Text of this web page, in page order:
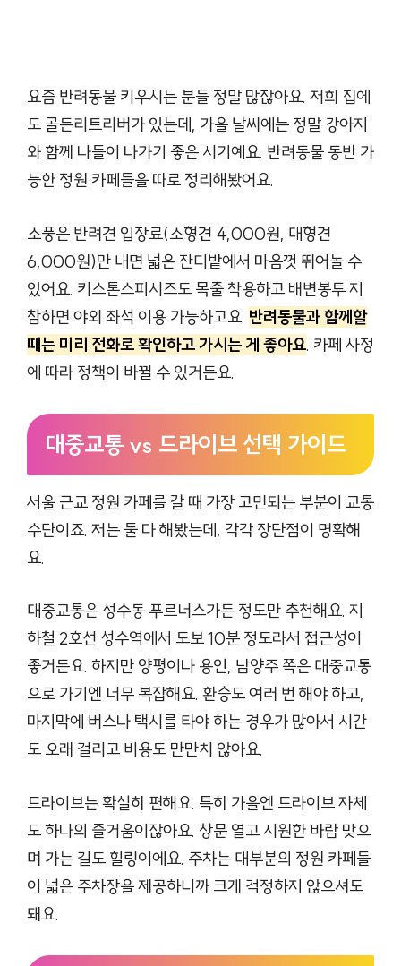
요즘 반려동물 키우시는 분들 정말 많잖아요. 저희 집에
도 골든리트리버가 있는데, 가을 날씨에는 정말 강아지
와 함께 나들이 나가기 좋은 시기예요. 반려동물 동반 가
능한 정원 카페들을 따로 정리해봤어요.
소풍은 반려견 입장료(소형견 4,000원, 대형견
6,000원)만 내면 넓은 잔디밭에서 마음껏 뛰어놀 수
있어요. 키스톤스피시즈도 목줄 착용하고 배변봉투 지
참하면 야외 좌석 이용 가능하고요. 반려동물과 함께할
때는 미리 전화로 확인하고 가시는 게 좋아요. 카페 사정
에 따라 정책이 바뀔 수 있거든요.
대중교통 vs 드라이브 선택 가이드
서울 근교 정원 카페를 갈 때 가장 고민되는 부분이 교통
수단이죠. 저는 둘 다 해봤는데, 각각 장단점이 명확해
요.
대중교통은 성수동 푸르너스가든 정도만 추천해요. 지
하철 2호선 성수역에서 도보 10분 정도라서 접근성이
좋거든요. 하지만 양평이나 용인, 남양주 쪽은 대중교통
으로 가기엔 너무 복잡해요. 환승도 여러 번 해야 하고,
마지막에 버스나 택시를 타야 하는 경우가 많아서 시간
도 오래 걸리고 비용도 만만치 않아요.
드라이브는 확실히 편해요. 특히 가을엔 드라이브 자체
도 하나의 즐거움이잖아요. 창문 열고 시원한 바람 맞으
며 가는 길도 힐링이에요. 주차는 대부분의 정원 카페들
이 넓은 주차장을 제공하니까 크게 걱정하지 않으셔도
돼요.